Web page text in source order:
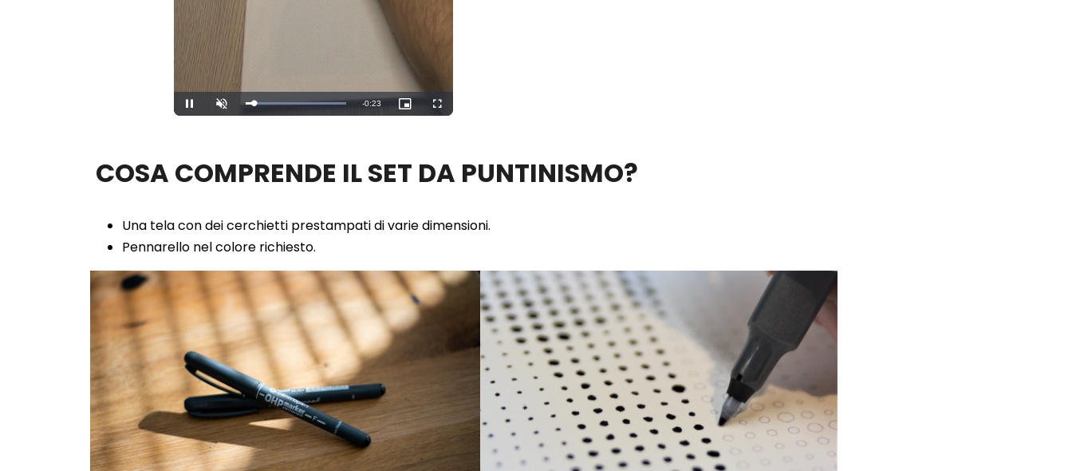
Unmute Loaded:
100.00%
COSA COMPRENDE IL SET DA PUNTINISMO?
Una tela con dei cerchietti prestampati di varie dimensioni.
Pennarello nel colore richiesto.